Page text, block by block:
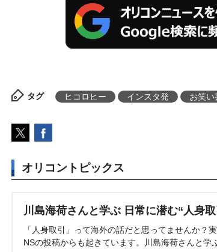
タグ ヒコロヒー インスタ発 お笑い
オリコントピックス
川島海荷さんと学ぶ 日常に潜む“人身
「人身取引」って海外の話だと思ってませんか？
NSの投稿からも起きています。川島海荷さんと学